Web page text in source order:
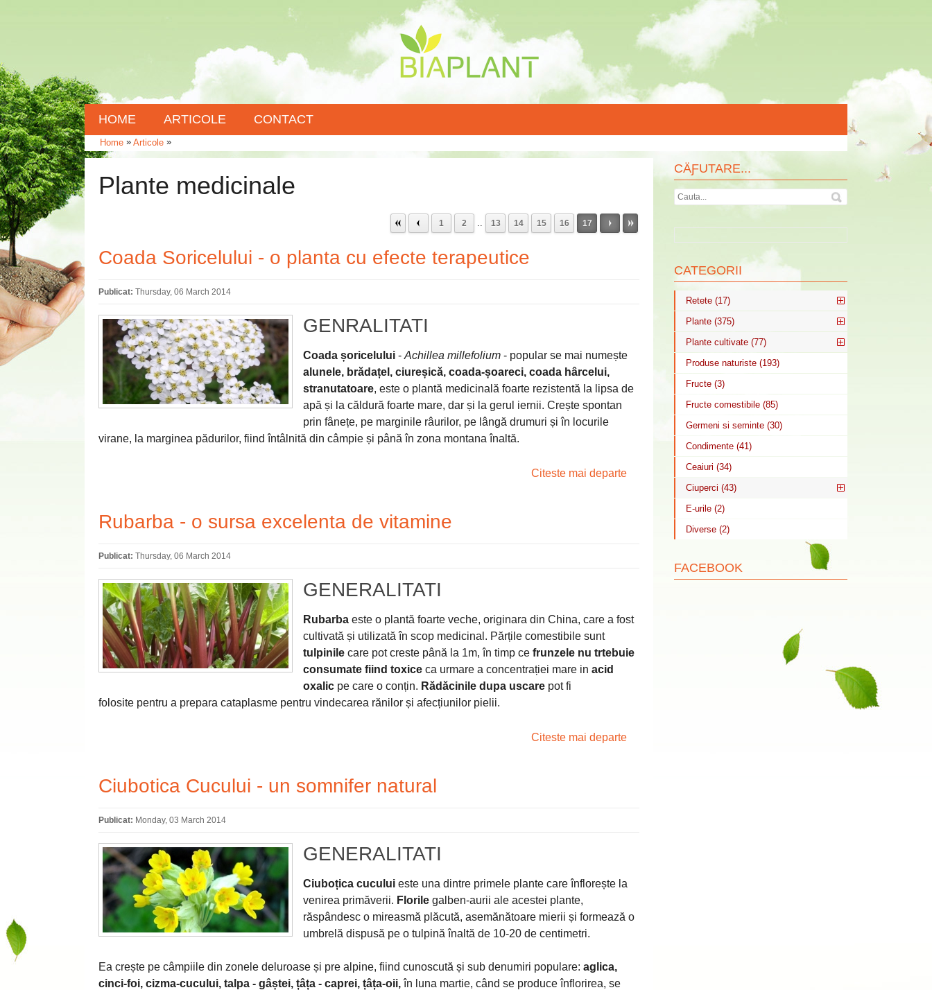
HOME ARTICOLE CONTACT
Home » Articole »
Plante medicinale
1 2 .. 13 14 15 16 17
Coada Soricelului - o planta cu efecte terapeutice
Publicat: Thursday, 06 March 2014
GENRALITATI
Coada șoricelului - Achillea millefolium - popular se mai numește
alunele, brădațel, ciureșică, coada-șoareci, coada hârcelui,
stranutatoare, este o plantă medicinală foarte rezistentă la lipsa de
apă și la căldură foarte mare, dar și la gerul iernii. Crește spontan
prin fânețe, pe marginile râurilor, pe lângă drumuri și în locurile
virane, la marginea pădurilor, fiind întâlnită din câmpie și până în zona montana înaltă.
Citeste mai departe
Rubarba - o sursa excelenta de vitamine
Publicat: Thursday, 06 March 2014
GENERALITATI
Rubarba este o plantă foarte veche, originara din China, care a fost
cultivată și utilizată în scop medicinal. Părțile comestibile sunt
tulpinile care pot creste până la 1m, în timp ce frunzele nu trtebuie
consumate fiind toxice ca urmare a concentrației mare in acid
oxalic pe care o conțin. Rădăcinile dupa uscare pot fi
folosite pentru a prepara cataplasme pentru vindecarea rănilor și afecțiunilor pielii.
Citeste mai departe
Ciubotica Cucului - un somnifer natural
Publicat: Monday, 03 March 2014
GENERALITATI
Ciuboțica cucului este una dintre primele plante care înflorește la
venirea primăverii. Florile galben-aurii ale acestei plante,
răspândesc o mireasmă plăcută, asemănătoare mierii și formează o
umbrelă dispusă pe o tulpină înaltă de 10-20 de centimetri.
Ea crește pe câmpiile din zonele deluroase și pre alpine, fiind cunoscută și sub denumiri populare: aglica,
cinci-foi, cizma-cucului, talpa - gâștei, țâța - caprei, țâța-oii,în luna martie, când se produce înflorirea, se
CÄƑUTARE...
CATEGORII
Retete (17)
Plante (375)
Plante cultivate (77)
Produse naturiste (193)
Fructe (3)
Fructe comestibile (85)
Germeni si seminte (30)
Condimente (41)
Ceaiuri (34)
Ciuperci (43)
E-urile (2)
Diverse (2)
FACEBOOK